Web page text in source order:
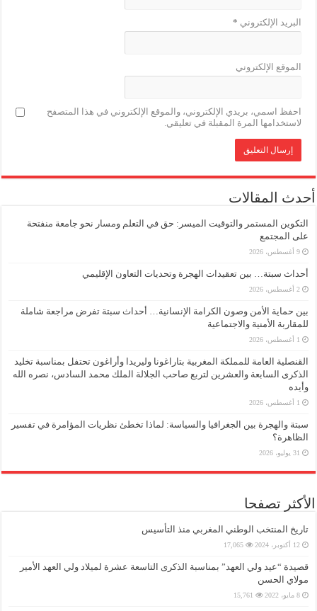
البريد الإلكتروني *
الموقع الإلكتروني
احفظ اسمي، بريدي الإلكتروني، والموقع الإلكتروني في هذا المتصفح
لاستخدامها المرة المقبلة في تعليقي.
أحدث المقالات
التكوين المستمر والتوقيت الميسر: حق في التعلم ومسار نحو جامعة منفتحة
على المجتمع
9 أغسطس، 2026
أحداث سبتة… بين تعقيدات الهجرة وتحديات التعاون الإقليمي
2 أغسطس، 2026
بين حماية الأمن وصون الكرامة الإنسانية… أحداث سبتة تفرض مراجعة شاملة
للمقاربة الأمنية والاجتماعية
1 أغسطس، 2026
القنصلية العامة للمملكة المغربية بتاراغونا وليريدا وأراغون تحتفل بمناسبة تخليد
الذكرى السابعة والعشرين لتربع صاحب الجلالة الملك محمد السادس، نصره الله
وأيده
1 أغسطس، 2026
سبتة والهجرة بين الجغرافيا والسياسة: لماذا تخطئ نظريات المؤامرة في تفسير
الظاهرة؟
31 يوليو، 2026
الأكثر تصفحا
تاريخ المنتخب الوطني المغربي منذ التأسيس
12 أكتوبر، 2024 17,065
قصيدة “عيد ولي العهد” بمناسبة الذكرى التاسعة عشرة لميلاد ولي العهد الأمير
مولاي الحسن
8 مايو، 2022 15,761